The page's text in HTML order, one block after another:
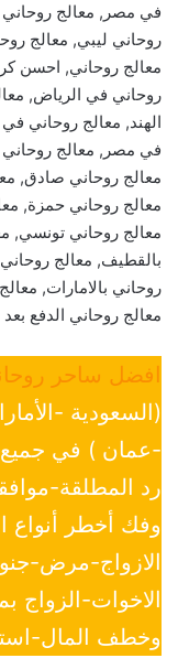
في مصر, معالج روحاني
روحاني ليبي, معالج
معالج روحاني, احسن
روحاني في الرياض,
الهند, معالج روحاني
في مصر, معالج روحاني
معالج روحاني صادق,
معالج روحاني حمزة,
معالج روحاني تونسي,
بالقطيف, معالج
روحاني بالامارات,
معالج روحاني الدفع
افضل ساحر
(السعودية -
-عمان ) في جميع
رد المطلقة-
وفك أخطر أنواع
الازواج-مرض-
الاخوات-الزواج
وخطف المال-